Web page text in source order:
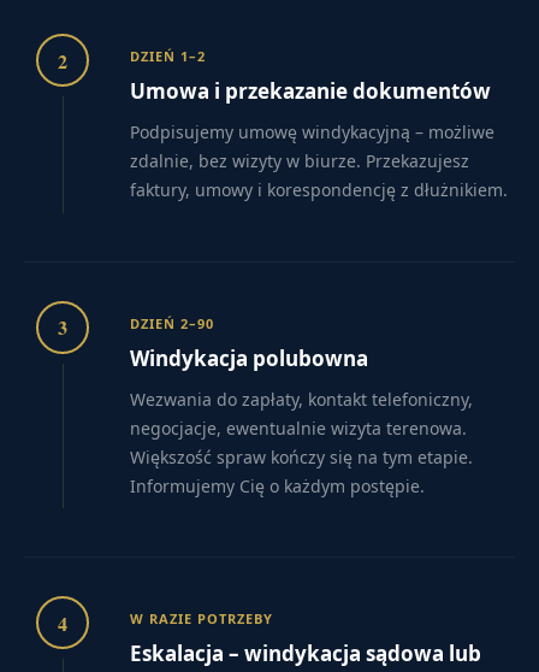
2 DZIEŃ 1–2
Umowa i przekazanie dokumentów
Podpisujemy umowę windykacyjną – możliwe
zdalnie, bez wizyty w biurze. Przekazujesz
faktury, umowy i korespondencję z dłużnikiem.
3 DZIEŃ 2–90
Windykacja polubowna
Wezwania do zapłaty, kontakt telefoniczny,
negocjacje, ewentualnie wizyta terenowa.
Większość spraw kończy się na tym etapie.
Informujemy Cię o każdym postępie.
4 W RAZIE POTRZEBY
Eskalacja – windykacja sądowa lub